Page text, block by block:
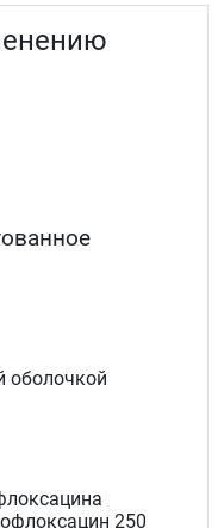
язвы при
воспалительных
применяться в
мягких тканей
Биокс® следует
рекомендации
патогенных
(см. раздел
оболочкой
250